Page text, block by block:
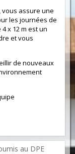
vous assure une
les journées de
x 12 m est un
et vous
de nouveaux
au DPE